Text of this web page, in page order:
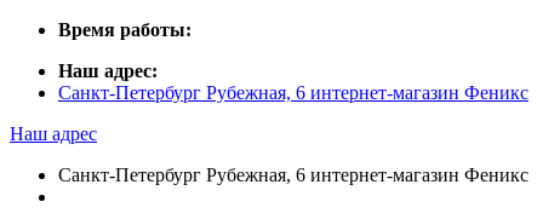
Время работы:
Наш адрес:
Санкт-Петербург Рубежная, 6 интернет-магазин Феникс
Наш адрес
Санкт-Петербург Рубежная, 6 интернет-магазин Феникс